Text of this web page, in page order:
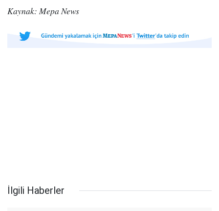
Kaynak: Mepa News
İlgili Haberler